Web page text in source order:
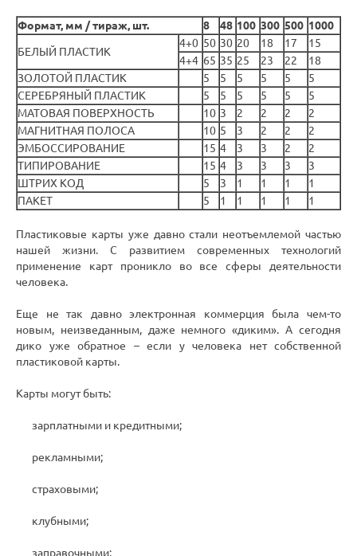
Формат, мм / тираж, шт. 8 48 100 300 500 1000
БЕЛЫЙ ПЛАСТИК
4+0 50 30 20 18 17
15
4+4 65 35 25 23 22
18
ЗОЛОТОЙ ПЛАСТИК
5 5 5 5 5
5
СЕРЕБРЯНЫЙ ПЛАСТИК
5 5 5 5 5
5
МАТОВАЯ ПОВЕРХНОСТЬ
10 3 2 2 2
2
МАГНИТНАЯ ПОЛОСА
10 5 3 2 2
2
ЭМБОССИРОВАНИЕ
15 4 3 3 2
2
ТИПИРОВАНИЕ
15 4 3 3 3
3
ШТРИХ КОД
5 3 1 1 1
1
ПАКЕТ
5 1 1 1 1 1
Пластиковые карты уже давно стали неотъемлемой частью
нашей жизни. С развитием современных технологий
применение карт проникло во все сферы деятельности
человека.
Еще не так давно электронная коммерция была чем-то
новым, неизведанным, даже немного «диким». А сегодня
дико уже обратное – если у человека нет собственной
пластиковой карты.
Карты могут быть:
зарплатными и кредитными;
рекламными;
страховыми;
клубными;
заправочными;